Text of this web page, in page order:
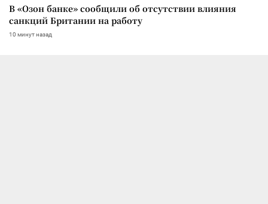
В «Озон банке» сообщили об отсутствии влияния
санкций Британии на работу
10 минут назад